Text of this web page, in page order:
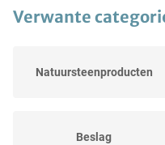
Verwante
Natuursteenproducten
Beslag